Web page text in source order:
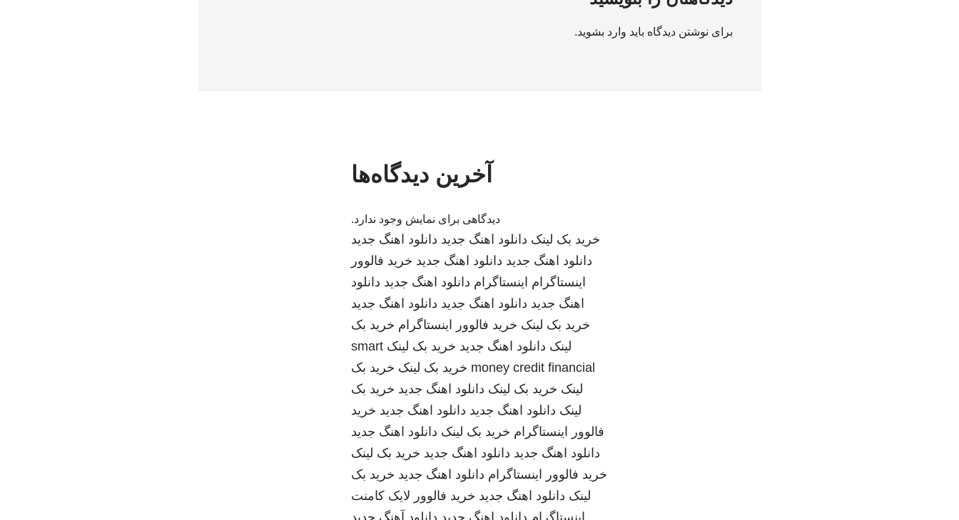
برای نوشتن دیدگاه باید وارد بشوید.
آخرین دیدگاه‌ها
دیدگاهی برای نمایش وجود ندارد.
خرید بک لینک دانلود اهنگ جدید دانلود اهنگ جدید
دانلود اهنگ جدید دانلود اهنگ جدید خرید فالوور
اینستاگرام اینستاگرام دانلود اهنگ جدید دانلود
اهنگ جدید دانلود اهنگ جدید دانلود اهنگ جدید
خرید بک لینک خرید فالوور اینستاگرام خرید بک
لینک دانلود اهنگ جدید خرید بک لینک smart
money credit financial خرید بک لینک خرید بک
لینک خرید بک لینک دانلود اهنگ جدید خرید بک
لینک دانلود اهنگ جدید دانلود اهنگ جدید خرید
فالوور اینستاگرام خرید بک لینک دانلود اهنگ جدید
دانلود اهنگ جدید دانلود اهنگ جدید خرید بک لینک
خرید فالوور اینستاگرام دانلود اهنگ جدید خرید بک
لینک دانلود اهنگ جدید خرید فالوور لایک کامنت
اینستاگرام دانلود اهنگ جدید دانلود آهنگ جدید